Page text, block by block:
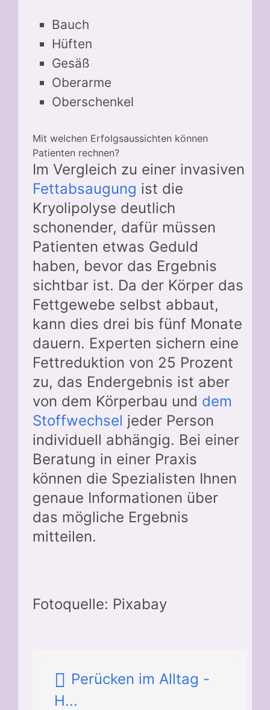
Bauch
Hüften
Gesäß
Oberarme
Oberschenkel
Mit welchen Erfolgsaussichten können
Patienten rechnen?
Im Vergleich zu einer invasiven
Fettabsaugung ist die
Kryolipolyse deutlich
schonender, dafür müssen
Patienten etwas Geduld
haben, bevor das Ergebnis
sichtbar ist. Da der Körper das
Fettgewebe selbst abbaut,
kann dies drei bis fünf Monate
dauern. Experten sichern eine
Fettreduktion von 25 Prozent
zu, das Endergebnis ist aber
von dem Körperbau und dem
Stoffwechsel jeder Person
individuell abhängig. Bei einer
Beratung in einer Praxis
können die Spezialisten Ihnen
genaue Informationen über
das mögliche Ergebnis
mitteilen.
Fotoquelle: Pixabay
Perücken im Alltag -
H...